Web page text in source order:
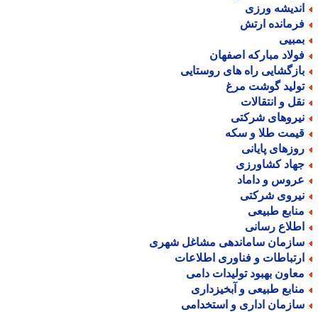
ورزی
ارتش
مبارکه اصفهان
راه های روستایی
گوشت مرغ
و انتقالات
شرکتی
طلا و سکه
پایانی
کشاورزی
و داماد
شرکتی
طبیعی
رسانی
ساماندهی مشاغل شهری
و فناوری اطلاعات
بهبود تولیدات دامی
طبیعی و آبخیزداری
اداری و استخدامی